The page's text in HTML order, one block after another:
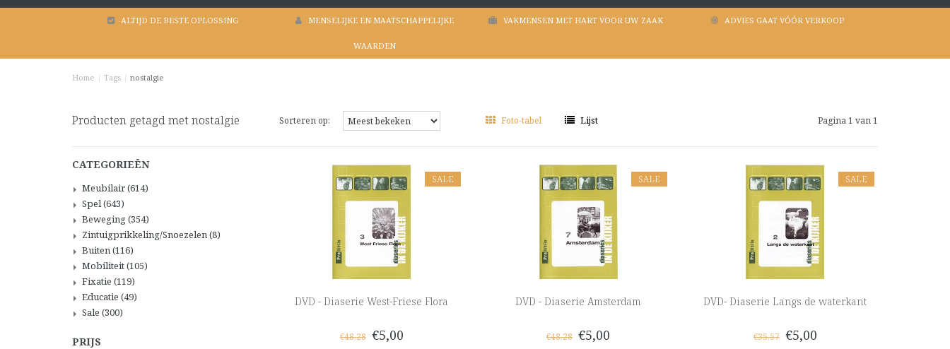
ALTIJD DE BESTE OPLOSSING MENSELIJKE EN MAATSCHAPPELIJKE
WAARDEN
VAKMENSEN MET HART VOOR UW ZAAK ADVIES GAAT VÓÓR VERKOOP
Home / Tags / nostalgie
Producten getagd met nostalgie Sorteren op: Foto-tabel Lijst Pagina 1 van 1
CATEGORIEËN
Meubilair(614)
Spel(643)
Beweging(354)
Zintuigprikkeling/Snoezelen(8)
Buiten(116)
Mobiliteit(105)
Fixatie (119)
Educatie (49)
Sale (300)
PRIJS
SALE
DVD - Diaserie West-Friese Flora
€48,28 €5,00
SALE
DVD - Diaserie Amsterdam
€48,28 €5,00
SALE
DVD- Diaserie Langs de waterkant
€35,57 €5,00